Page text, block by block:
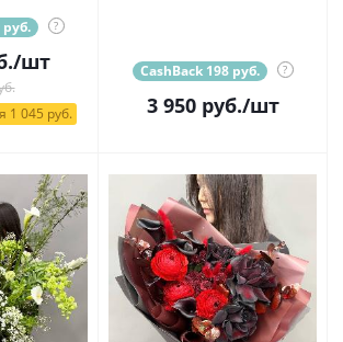
руб. ?
/шт
1 045 руб.
CashBack 198 руб. ?
3 950руб./шт